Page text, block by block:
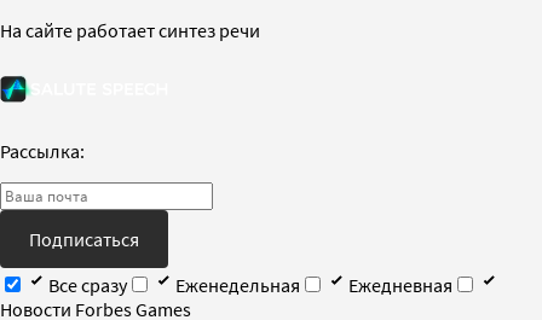
На сайте работает синтез речи
Рассылка:
Подписаться
Все сразу
Еженедельная
Ежедневная
Новости Forbes Games